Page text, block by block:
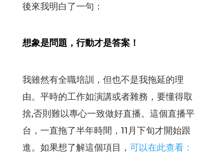
後來我明白了一句：
想象是問題，行動才是答案！
我雖然有全職培訓，但也不是我拖延的理
由。平時的工作如演講或者雜務，要懂得取
捨,否則難以專心一致做好直播。這個直播平
台，一直拖了半年時間，11月下旬才開始跟
進。如果想了解這個項目， 可以在此查看：